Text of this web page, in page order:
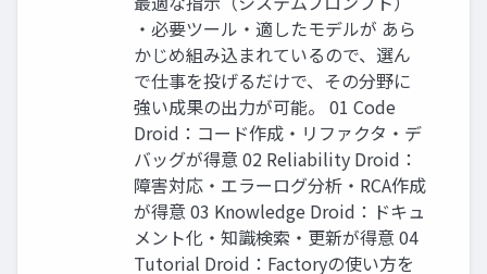
・必要ツール・適したモデルが あら
かじめ組み込まれているので、選ん
で仕事を投げるだけで、その分野に
強い成果の出力が可能。 01 Code
Droid：コード作成・リファクタ・デ
バッグが得意 02 Reliability Droid：
障害対応・エラーログ分析・RCA作成
が得意 03 Knowledge Droid：ドキュ
メント化・知識検索・更新が得意 04
Tutorial Droid：Factoryの使い方を